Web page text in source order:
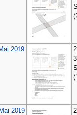
2019
2019